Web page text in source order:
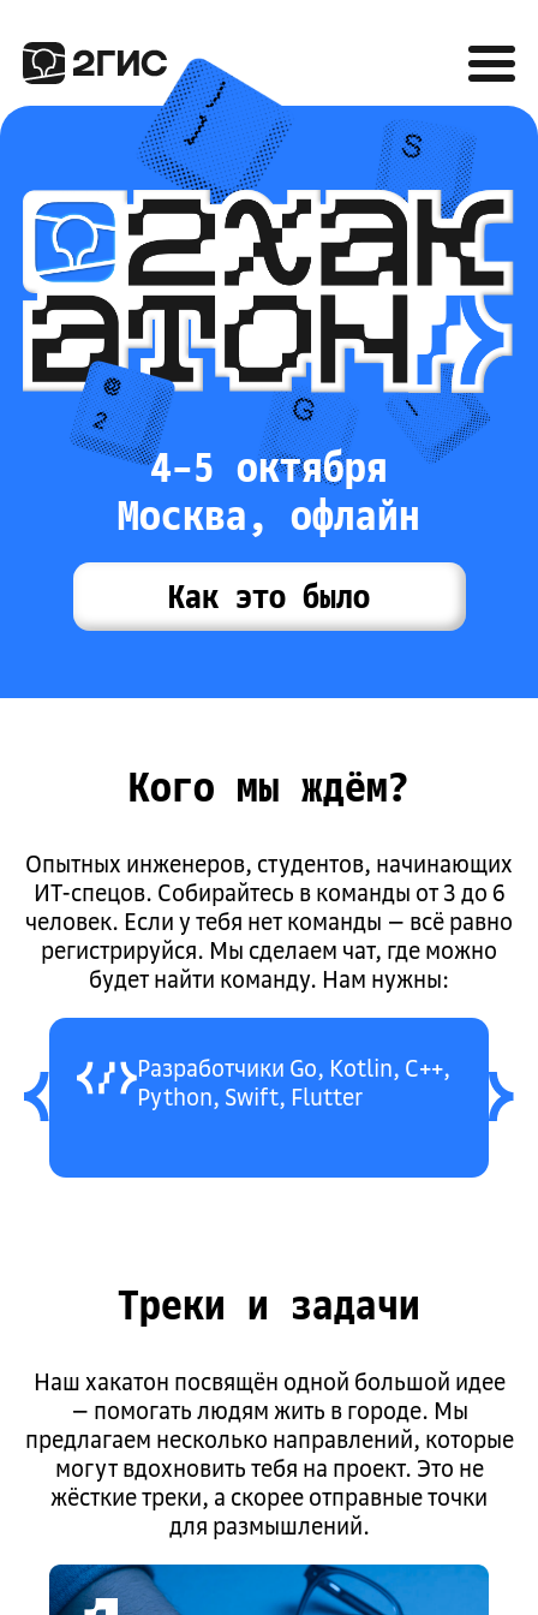
4–5 октября
Москва, офлайн
Как это было
Кого мы ждём?
Опытных инженеров, студентов, начинающих
ИТ-спецов. Собирайтесь в команды от 3 до 6
человек. Если у тебя нет команды — всё равно
регистрируйся. Мы сделаем чат, где можно
будет найти команду. Нам нужны:
Разработчики Go, Kotlin, C++,
Python, Swift, Flutter
Треки и задачи
Наш хакатон посвящён одной большой идее
— помогать людям жить в городе. Мы
предлагаем несколько направлений, которые
могут вдохновить тебя на проект. Это не
жёсткие треки, а скорее отправные точки
для размышлений.